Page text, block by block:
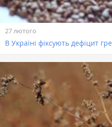
27 лютого
В Україні фіксують дефіцит